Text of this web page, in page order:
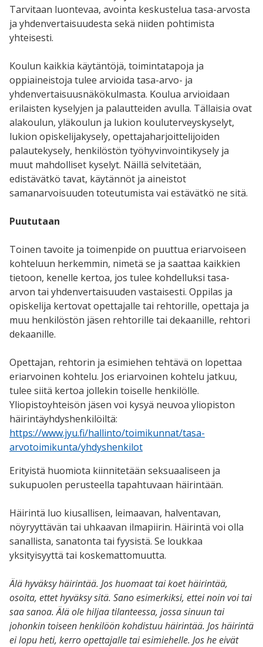
Tarvitaan luontevaa, avointa keskustelua tasa-arvosta
ja yhdenvertaisuudesta sekä niiden pohtimista
yhteisesti.
Koulun kaikkia käytäntöjä, toimintatapoja ja
oppiaineistoja tulee arvioida tasa-arvo- ja
yhdenvertaisuusnäkökulmasta. Koulua arvioidaan
erilaisten kyselyjen ja palautteiden avulla. Tällaisia ovat
alakoulun, yläkoulun ja lukion kouluterveyskyselyt,
lukion opiskelijakysely, opettajaharjoittelijoiden
palautekysely, henkilöstön työhyvinvointikysely ja
muut mahdolliset kyselyt. Näillä selvitetään,
edistävätkö tavat, käytännöt ja aineistot
samanarvoisuuden toteutumista vai estävätkö ne sitä.
Puututaan
Toinen tavoite ja toimenpide on puuttua eriarvoiseen
kohteluun herkemmin, nimetä se ja saattaa kaikkien
tietoon, kenelle kertoa, jos tulee kohdelluksi tasa-
arvon tai yhdenvertaisuuden vastaisesti. Oppilas ja
opiskelija kertovat opettajalle tai rehtorille, opettaja ja
muu henkilöstön jäsen rehtorille tai dekaanille, rehtori
dekaanille.
Opettajan, rehtorin ja esimiehen tehtävä on lopettaa
eriarvoinen kohtelu. Jos eriarvoinen kohtelu jatkuu,
tulee siitä kertoa jollekin toiselle henkilölle.
Yliopistoyhteisön jäsen voi kysyä neuvoa yliopiston
häirintäyhdyshenkilöiltä:
https://www.jyu.fi/hallinto/toimikunnat/tasa-
arvotoimikunta/yhdyshenkilot
Erityistä huomiota kiinnitetään seksuaaliseen ja
sukupuolen perusteella tapahtuvaan häirintään.
Häirintä luo kiusallisen, leimaavan, halventavan,
nöyryyttävän tai uhkaavan ilmapiirin. Häirintä voi olla
sanallista, sanatonta tai fyysistä. Se loukkaa
yksityisyyttä tai koskemattomuutta.
Älä hyväksy häirintää. Jos huomaat tai koet häirintää,
osoita, ettet hyväksy sitä. Sano esimerkiksi, ettei noin voi tai
saa sanoa. Älä ole hiljaa tilanteessa, jossa sinuun tai
johonkin toiseen henkilöön kohdistuu häirintää. Jos häirintä
ei lopu heti, kerro opettajalle tai esimiehelle. Jos he eivät